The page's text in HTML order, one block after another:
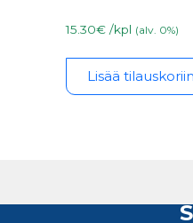
15.30€ /kpl (alv. 0%)
Lisää tilauskoriin